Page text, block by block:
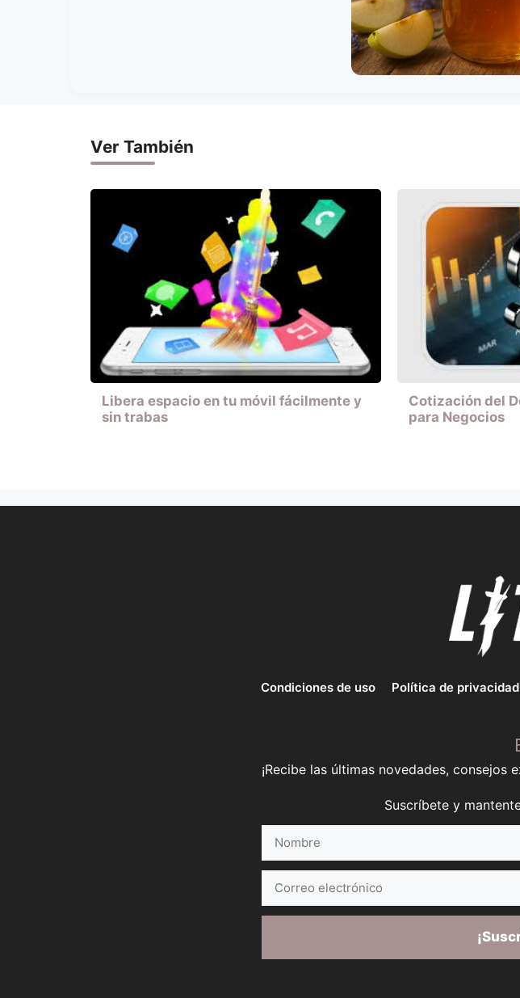
Ver También
Libera espacio en tu móvil fácilmente y
sin trabas
Cotización del
para Negocios
Condiciones de uso Política de privacidad
¡Recibe las últimas novedades,
Suscríbete y
electrónico